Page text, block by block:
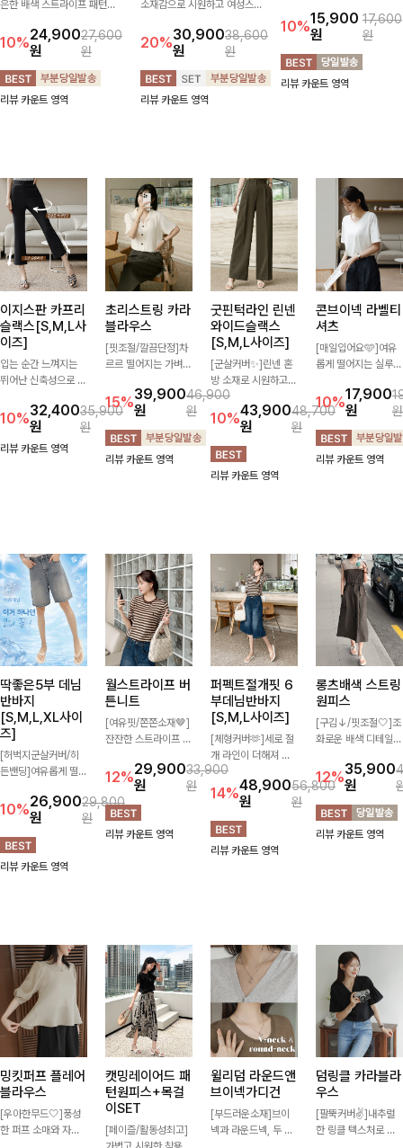
은한 배색 스트라이프 패턴으
드 살려주는 니트 가디건 💛
브이넥 라인에 슬림하게 떨어
지는 핏 더해져 단독으로도 여
리하고 세련되게 입어져요-
10%24,900
원
27,600
원
리뷰 카운트 영역
소재감으로 시원하고 여성스럽
트 🖤 허리 밴딩 디테일로 편
안하면서도 자연스럽게 라인
잡아주어 꾸안꾸 무드로 멋스
럽게 완성!
20%30,900
원
38,600
원
리뷰 카운트 영역
주는 블라우스 🤍 가볍게 퍼지
는 핏으로 체형을 자연스럽게
커버해주며 여성스럽게 즐기기
좋아요 ✨
10%15,900
원
17,600
원
리뷰 카운트 영역
이지스판 카프리
슬랙스[S,M,L사
이즈]
입는 순간 느껴지는
뛰어난 신축성으로 활
안하게🌿 발목이 드
러나는 카프리 기장이
다리 라인을 더욱 길
10%32,400
원
35,900
원
리뷰 카운트 영역
초리스트링 카라
블라우스
[핏조절/깔끔단정]차
르르 떨어지는 가벼운
쾌적하게 즐기기 좋은
카라 블라우스- 심플
한 디자인에 클래식한
카라와 버튼 디테일을
더해 데일리부터 오피
15%39,900
원
46,900
원
리뷰 카운트 영역
굿핀턱라인 린넨
와이드슬랙스
[S,M,L사이즈]
[군살커버✨]린넨 혼
방 소재로 시원하고
쾌적하게 즐기기 좋은
와이드 슬랙스입니다.
핀턱 디테일과 여유로
운 와이드 핏이 더해
져 길고 멋스러운 실
루엣을 완성해드려
10%43,900
원
48,700
원
리뷰 카운트 영역
콘브이넥 라벨티
셔츠
[매일입어요🩵]여유
롭게 떨어지는 실루엣
자인으로 데일리하게
즐기기 좋은 티셔츠-
소매 라벨 디테일이
은은한 포인트를 더해
심플하면서도 센스 있
10%17,900
원
원
리뷰 카운트 영역
딱좋은5부 데님
반바지
[S,M,L,XL사이
즈]
[허벅지군살커버/히
든밴딩]여유롭게 떨어
없는 5부 기장으로 편
안하게 즐기기 좋은
데님 팬츠 ✨ 빈티지
한 워싱감이 더해져
캐주얼하면서도 트렌
10%26,900
원
29,800
원
리뷰 카운트 영역
월스트라이프 버
튼니트
[여유핏/쫀쫀소재🤎]
잔잔한 스트라이프 패
더해져 캐주얼하면서
도 세련된 무드를 연
출해주는 니트- 가볍
고 부드러운 착용감으
로 단독은 물론 데일
12%29,900
원
33,900
원
리뷰 카운트 영역
퍼펙트절개핏 6
부데님반바지
[S,M,L사이즈]
[체형커버🫶]세로 절
개 라인이 더해져 다
리 라인을 더욱 길고
슬림하게 연출해주는
5부 데님 반바지 🤍
부담 없는 기장과 여
유로운 핏으로 편안하
게 착용되며 다양한
14%48,900
원
56,800
원
리뷰 카운트 영역
롱츠배색 스트링
원피스
[구김↓/핏조절🤍]조
화로운 배색 디테일로
스! 스트링이 내장되
어있어 여리여리한 라
인을 만들어주고 넉넉
한 포켓으로 실용성까
지 갖췄어요:)
12%35,900
원
리뷰 카운트 영역
밍킷퍼프 플레어
블라우스
[우아한무드🤍]풍성
한 퍼프 소매와 자연
캣밍레이어드 패
턴원피스+목걸
이SET
[페이즐/활동성최고]
윌리덤 라운드앤
브이넥가디건
[부드러운소재]브이
넥과 라운드넥, 두 가
덤링클 카라블라
우스
[팔뚝커버✌]내추럴
한 링클 텍스처로 분